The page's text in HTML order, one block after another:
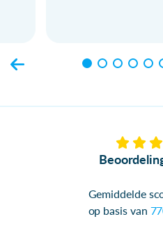
Gemiddelde
op basis van